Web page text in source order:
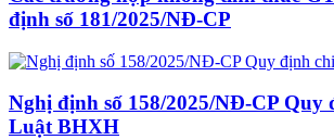
định số 181/2025/NĐ-CP
Nghị định số 158/2025/NĐ-CP Quy
Luật BHXH